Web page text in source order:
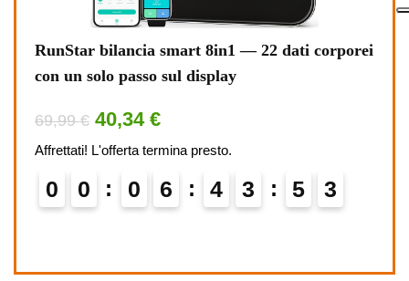
RunStar bilancia smart 8in1 — 22 dati corporei
con un solo passo sul display
69,99 € 40,34 €
Affrettati! L'offerta termina presto.
0 0 0 6 4 3 5 2
3